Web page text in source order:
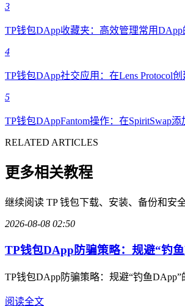
3
TP钱包DApp收藏夹：高效管理常用DApp
4
TP钱包DApp社交应用：在Lens Protocol
5
TP钱包DAppFantom操作：在SpiritSwap
RELATED ARTICLES
更多相关教程
继续阅读 TP 钱包下载、安装、备份和安
2026-08-08 02:50
TP钱包DApp防骗策略：规避“钓
TP钱包DApp防骗策略：规避“钓鱼
阅读全文